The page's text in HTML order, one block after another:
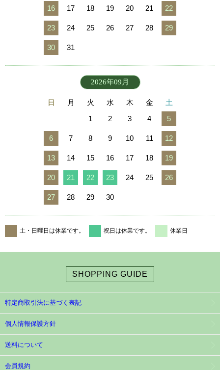
16 17 18 19 20 21 22
23 24 25 26 27 28 29
30 31
2026年09月
日 月 火 水 木 金
土
1
2 3 4 5
6 7 8 9 10 11 12
13 14 15 16 17 18 19
20 21 22 23 24 25 26
27 28 29 30
土・日曜日は休業です。 祝日は休業です。 休業日
SHOPPING GUIDE
特定商取引法に基づく表記
個人情報保護方針
送料について
会員規約